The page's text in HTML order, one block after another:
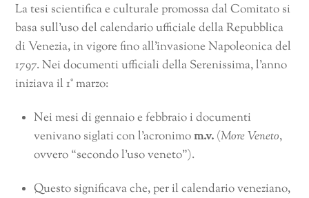
La tesi scientifica e culturale promossa dal Comitato si
basa sull’uso del calendario ufficiale della Repubblica
di Venezia, in vigore fino all’invasione Napoleonica del
1797. Nei documenti ufficiali della Serenissima, l’anno
iniziava il 1° marzo:
Nei mesi di gennaio e febbraio i documenti
venivano siglati con l’acronimom.v. (More Veneto,
ovvero “secondo l’uso veneto”).
Questo significava che, per il calendario veneziano,